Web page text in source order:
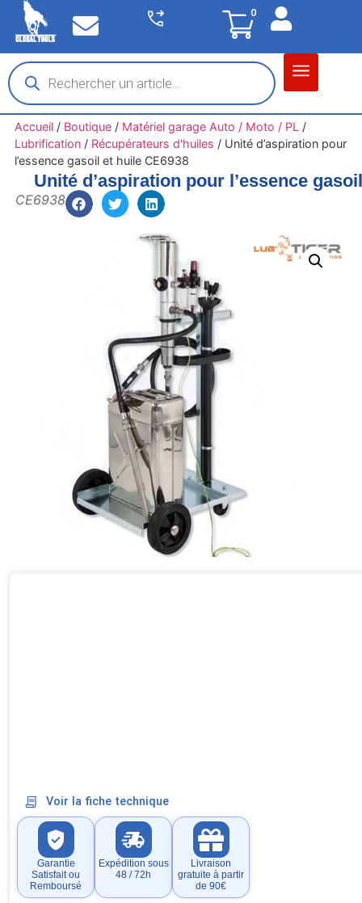
0
Accueil/ Boutique/ Matériel garage Auto / Moto / PL /
Lubrification/ Récupérateurs d'huiles / Unité d’aspiration pour
l’essence gasoil et huile CE6938
Unité d’aspiration pour l’essence
CE6938
Voir la fiche technique
Garantie
Satisfait ou
Remboursé
Expédition sous
48 / 72h
Livraison
gratuite à partir
de 90€